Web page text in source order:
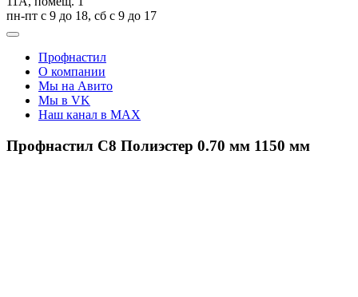
пн-пт с 9 до 18, сб с 9 до 17
Профнастил
О компании
Мы на Авито
Мы в VK
Наш канал в MAX
Профнастил С8 Полиэстер 0.70 мм 1150 мм